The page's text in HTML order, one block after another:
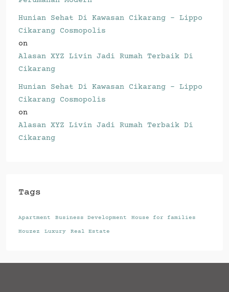
Hunian Sehat Di Kawasan Cikarang - Lippo
Cikarang Cosmopolis
on
Alasan XYZ Livin Jadi Rumah Terbaik Di
Cikarang
Hunian Sehat Di Kawasan Cikarang - Lippo
Cikarang Cosmopolis
on
Alasan XYZ Livin Jadi Rumah Terbaik Di
Cikarang
Tags
Apartment Business Development House for families
Houzez Luxury Real Estate